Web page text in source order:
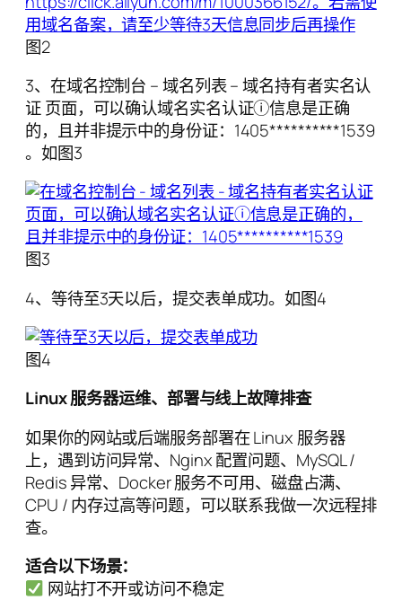
图2
3、在域名控制台 – 域名列表 – 域名持有者实名认
证 页面，可以确认域名实名认证ⓘ信息是正确
的，且并非提示中的身份证：1405**********1539
。如图3
图3
4、等待至3天以后，提交表单成功。如图4
图4
Linux 服务器运维、部署与线上故障排查
如果你的网站或后端服务部署在 Linux 服务器
上，遇到访问异常、Nginx 配置问题、MySQL /
Redis 异常、Docker 服务不可用、磁盘占满、
CPU / 内存过高等问题，可以联系我做一次远程排
查。
适合以下场景：
网站打不开或访问不稳定